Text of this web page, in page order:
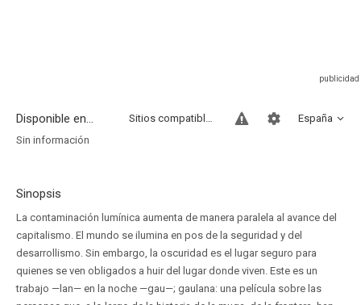
Disponible en... España
Sitios compatibles
Sin información
Sinopsis
La contaminación lumínica aumenta de manera paralela al avance del
capitalismo. El mundo se ilumina en pos de la seguridad y del
desarrollismo. Sin embargo, la oscuridad es el lugar seguro para
quienes se ven obligados a huir del lugar donde viven. Este es un
trabajo —lan— en la noche —gau—; gaulana: una película sobre las